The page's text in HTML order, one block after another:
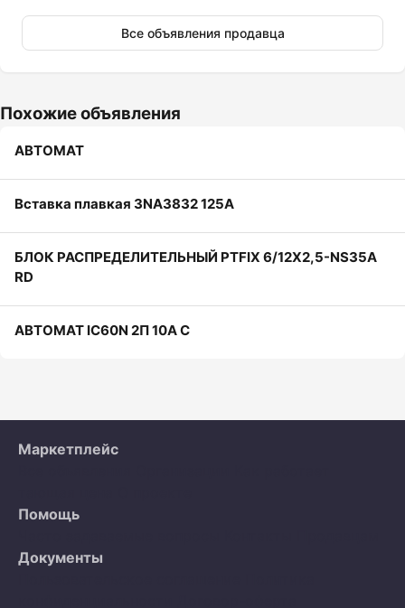
Все объявления продавца
Похожие объявления
АВТОМАТ
Вставка плавкая 3NA3832 125A
БЛОК РАСПРЕДЕЛИТЕЛЬНЫЙ PTFIX 6/12X2,5-NS35A
RD
АВТОМАТ IC60N 2П 10А С
Маркетплейс
Помощь
Документы